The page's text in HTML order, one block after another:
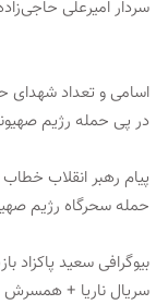
سردار امیرعلی
اسامی و تعداد شهدای
در پی حمله رژیم
پیام رهبر انقلاب
حمله سحرگاه رژیم
بیوگرافی سعید پاکزاد
سریال ناریا +